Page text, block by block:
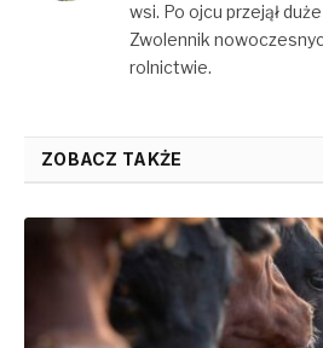
wsi. Po ojcu przejął
Zwolennik
rolnictwie.
ZOBACZ TAKŻE